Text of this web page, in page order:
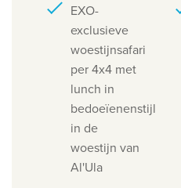
EXO-
exclusieve
woestijnsafari
per 4x4 met
lunch in
bedoeïenenstijl
in de
woestijn van
Al'Ula